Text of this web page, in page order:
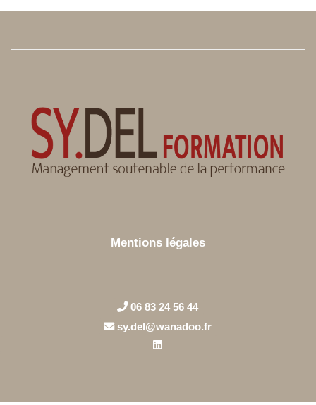
Mentions légales
06 83 24 56 44
sy.del@wanadoo.fr